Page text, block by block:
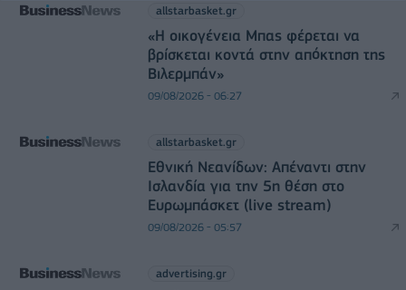
allstarbasket.gr
«Η οικογένεια Μπας φέρεται να
βρίσκεται κοντά στην απόκτηση της
Βιλερμπάν»
09/08/2026 - 06:27
allstarbasket.gr
Εθνική Νεανίδων: Απέναντι στην
Ισλανδία για την 5η θέση στο
Ευρωμπάσκετ (live stream)
09/08/2026 - 05:57
advertising.gr